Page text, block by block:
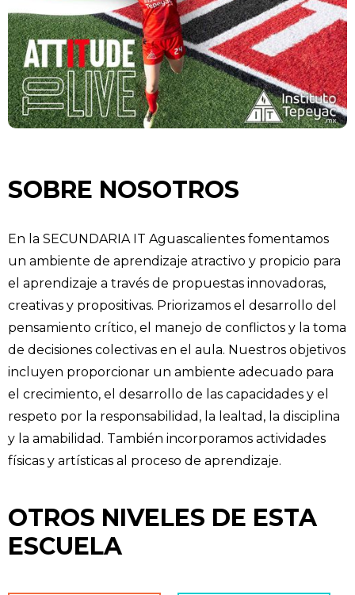
SOBRE NOSOTROS
En la SECUNDARIA IT Aguascalientes fomentamos
un ambiente de aprendizaje atractivo y propicio para
el aprendizaje a través de propuestas innovadoras,
creativas y propositivas. Priorizamos el desarrollo del
pensamiento crítico, el manejo de conflictos y la toma
de decisiones colectivas en el aula. Nuestros objetivos
incluyen proporcionar un ambiente adecuado para
el crecimiento, el desarrollo de las capacidades y el
respeto por la responsabilidad, la lealtad, la disciplina
y la amabilidad. También incorporamos actividades
físicas y artísticas al proceso de aprendizaje.
OTROS NIVELES DE ESTA
ESCUELA